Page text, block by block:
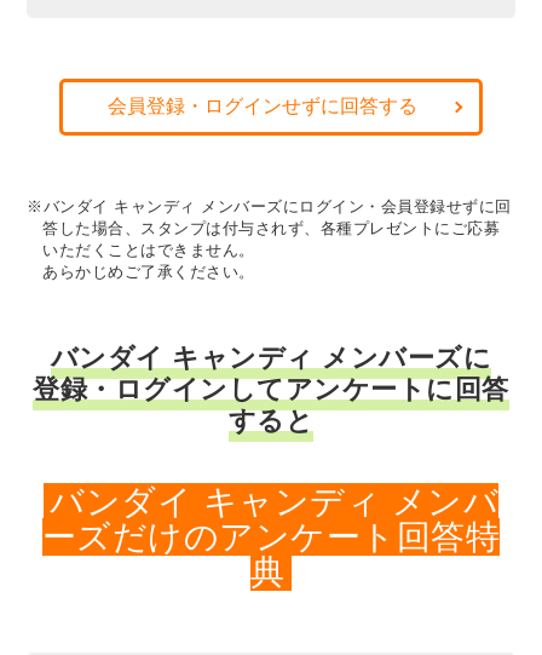
会員登録・ログインせずに回答する
※バンダイ キャンディ メンバーズにログイン・会員登録せずに回
答した場合、スタンプは付与されず、各種プレゼントにご応募
いただくことはできません。
あらかじめご了承ください。
バンダイ キャンディ メンバーズに
登録・ログインしてアンケートに回答
すると
バンダイ キャンディ メンバ
ーズだけのアンケート回答特
典